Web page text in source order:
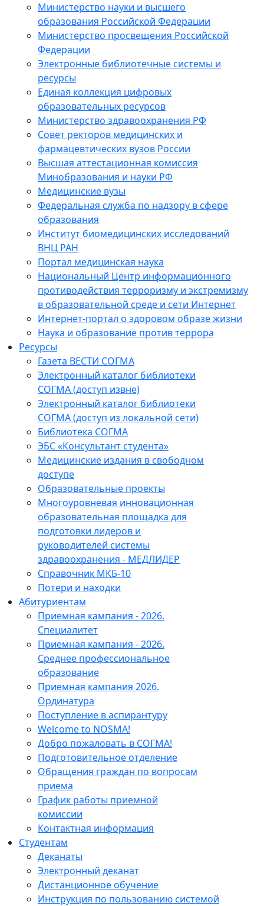
Министерство науки и высшего
образования Российской Федерации
Министерство просвещения Российской
Федерации
Электронные библиотечные системы и
ресурсы
Единая коллекция цифровых
образовательных ресурсов
Министерство здравоохранения РФ
Совет ректоров медицинских и
фармацевтических вузов России
Высшая аттестационная комиссия
Минобразования и науки РФ
Медицинские вузы
Федеральная служба по надзору в сфере
образования
Институт биомедицинских исследований
ВНЦ РАН
Портал медицинская наука
Национальный Центр информационного
противодействия терроризму и экстремизму
в образовательной среде и сети Интернет
Интернет-портал о здоровом образе жизни
Наука и образование против террора
Ресурсы
Газета ВЕСТИ СОГМА
Электронный каталог библиотеки
СОГМА (доступ извне)
Электронный каталог библиотеки
СОГМА (доступ из локальной сети)
Библиотека СОГМА
ЭБС «Консультант студента»
Медицинские издания в свободном
доступе
Образовательные проекты
Многоуровневая инновационная
образовательная площадка для
подготовки лидеров и
руководителей системы
здравоохранения - МЕДЛИДЕР
Справочник МКБ-10
Потери и находки
Абитуриентам
Приемная кампания - 2026.
Специалитет
Приемная кампания - 2026.
Среднее профессиональное
образование
Приемная кампания 2026.
Ординатура
Поступление в аспирантуру
Welcome to NOSMA!
Добро пожаловать в СОГМА!
Подготовительное отделение
Обращения граждан по вопросам
приема
График работы приемной
комиссии
Контактная информация
Студентам
Деканаты
Электронный деканат
Дистанционное обучение
Инструкция по пользованию системой